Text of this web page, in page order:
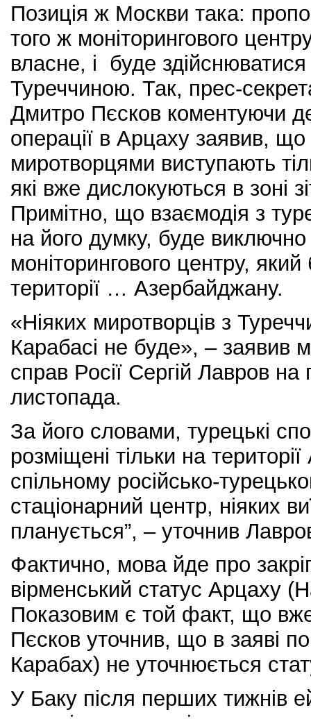
Позиція ж Москви така:
того ж моніторингового
власне, і буде здійснюватися
Туреччиною. Так, прес-
Дмитро Пєсков коментуючи
операції в Арцаху заявив,
миротворцями виступають
які вже дислокуються в зоні
Примітно, що взаємодія з
на його думку, буде
моніторингового центру,
території … Азербайджану.
«Ніяких миротворців з
Карабасі не буде», – заявив
справ Росії Сергій Лавров
листопада.
За його словами, турецькі
розміщені тільки на
спільному російсько-
стаціонарний центр, ніяких
планується”, – уточнив
Фактично, мова йде про
вірменський статус Арцаху
Показовим є той факт, що
Пєсков уточнив, що в заяві
Карабах) не уточнюється
У Баку після перших тижнів